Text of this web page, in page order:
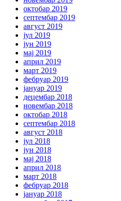
октобар 2019
септембар 2019
август 2019
јул 2019
јун 2019
мај 2019
април 2019
март 2019
фебруар 2019
јануар 2019
децембар 2018
новембар 2018
октобар 2018
септембар 2018
август 2018
јул 2018
јун 2018
мај 2018
април 2018
март 2018
фебруар 2018
јануар 2018